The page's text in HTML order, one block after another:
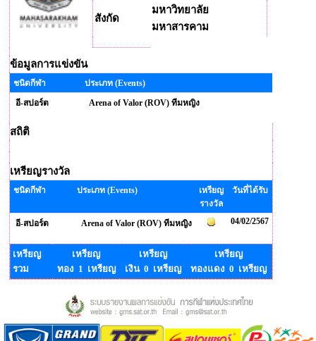
สังกัด
มหาวิทยาลัย
มหาสารคาม
ข้อมูลการแข่งขัน
ชนิดกีฬา
ประเภท (Events)
อี-สปอร์ต
Arena of Valor (ROV) ทีมหญิง
สถิติ
เหรียญรางวัล
ชนิดกีฬา ประเภท (Events)
เหรียญ
รางวัล
วันที่ได้รับ
อี-สปอร์ต Arena of Valor (ROV) ทีมหญิง 04/02/2567
เหรียญ
รวม
เหรียญ
ทอง 1 เหรียญ
เหรียญ
เงิน 0 เหรียญ
เหรียญ
ทองแดง 0 เหรียญ